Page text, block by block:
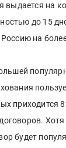
выдается на
до 15
на
приходится
будет